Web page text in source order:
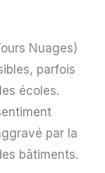
Nuages)
parfois
écoles.
par la
bâtiments.